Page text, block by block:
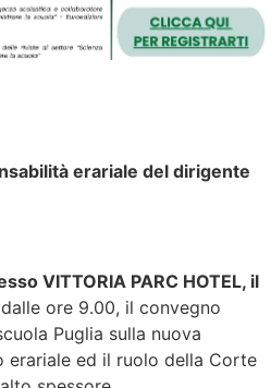
erariale del dirigente
VITTORIA PARC HOTEL, il
ore 9.00, il convegno
Puglia sulla nuova
erariale ed il ruolo della Corte